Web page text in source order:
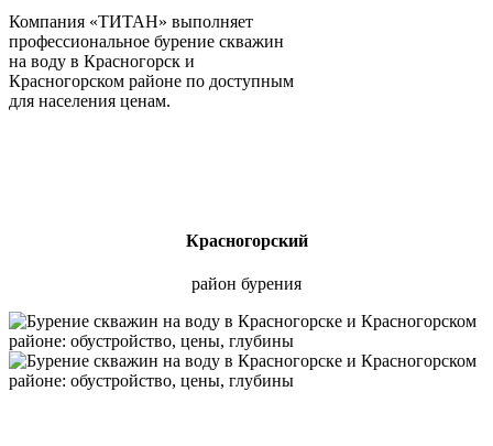
Компания «ТИТАН» выполняет
профессиональное бурение скважин
на воду в Красногорск и
Красногорском районе по доступным
для населения ценам.
Красногорский
район бурения